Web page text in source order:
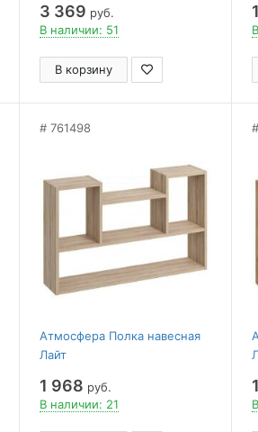
3 369 руб.
В наличии: 51
В корзину
761498
Атмосфера Полка навесная
Лайт
1 968 руб.
В наличии: 21